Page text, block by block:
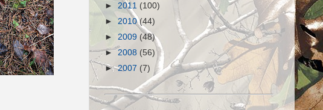
► 2011 (100)
► 2010(44)
► 2009 (48)
► 2008 (56)
►2007 (7)